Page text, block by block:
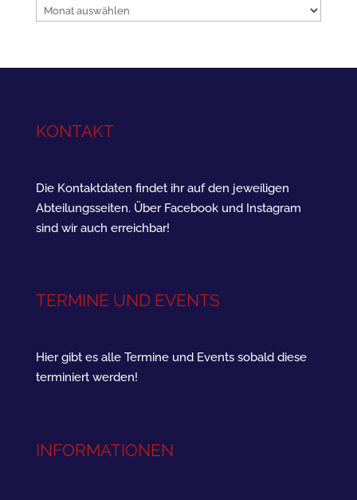
Archiv
KONTAKT
Die Kontaktdaten findet ihr auf den jeweiligen
Abteilungsseiten. Über Facebook und Instagram
sind wir auch erreichbar!
TERMINE UND EVENTS
Hier gibt es alle Termine und Events sobald diese
terminiert werden!
INFORMATIONEN